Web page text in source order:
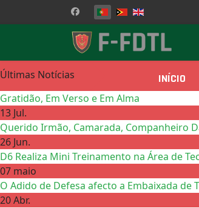
Escolha o seu idioma
INÍCIO
Últimas Notícias
Gratidão, Em Verso e Em Alma
13 Jul.
Querido Irmão, Camarada, Companheiro
26 Jun.
D6 Realiza Mini Treinamento na Área de
07 maio
O Adido de Defesa afecto a Embaixada
20 Abr.